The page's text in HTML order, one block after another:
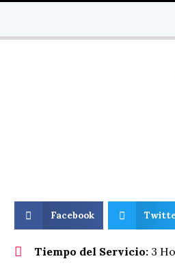
Facebook
Tiempo del Servicio:3